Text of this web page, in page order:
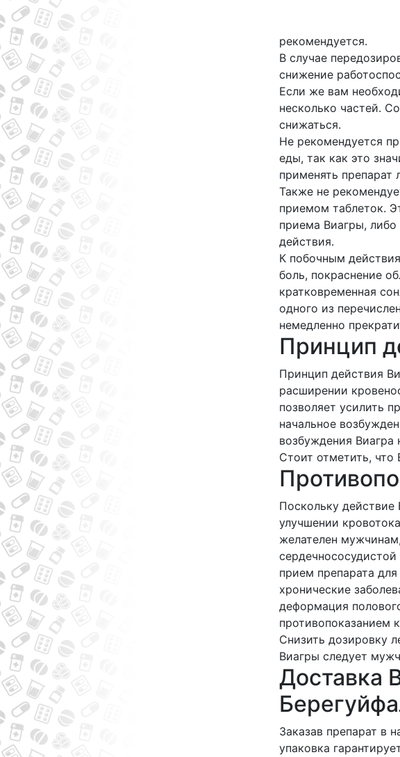
рекомендуется.
В случае
снижение
Если же вам
несколько частей.
снижаться.
Не рекомендуется
еды, так как это
применять препарат
Также не
приемом таблеток.
приема Виагры,
действия.
К побочным
боль, покраснение
кратковременная
одного из
немедленно
Принцип
Принцип действия
расширении
позволяет усилить
начальное
возбуждения
Стоит отметить, что
Поскольку
улучшении
желателен
прием препарата
хронические
деформация
противопоказанием
Снизить дозировку
Виагры следует
Доставка
Заказав препарат в
упаковка